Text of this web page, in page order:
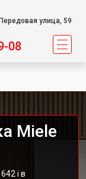
Передовая улица, 59
08
Miele
i в